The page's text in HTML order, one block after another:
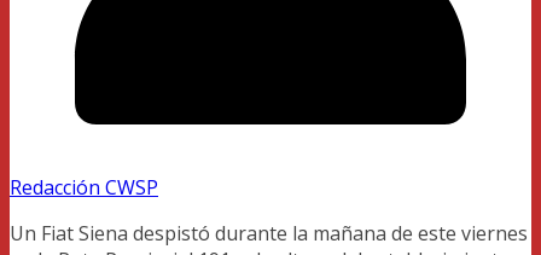
Redacción CWSP
Un Fiat Siena despistó durante la mañana de este viernes